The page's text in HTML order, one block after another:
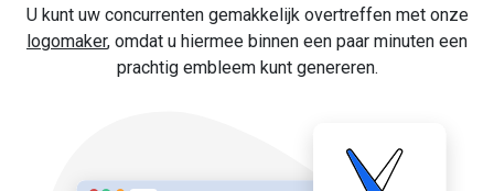
U kunt uw concurrenten gemakkelijk overtreffen met onze
logomaker, omdat u hiermee binnen een paar minuten een
prachtig embleem kunt genereren.